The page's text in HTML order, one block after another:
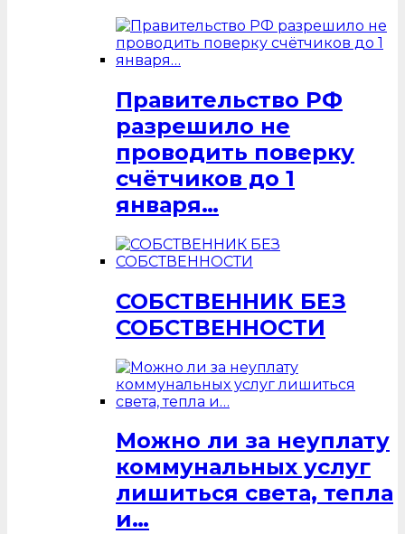
Правительство РФ
разрешило не
проводить поверку
счётчиков до 1
января…
СОБСТВЕННИК БЕЗ
СОБСТВЕННОСТИ
Можно ли за неуплату
коммунальных услуг
лишиться света, тепла
и…